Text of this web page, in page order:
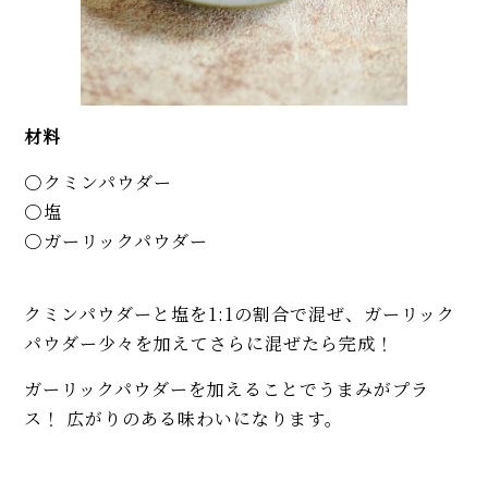
材料
クミンパウダー
塩
ガーリックパウダー
クミンパウダーと塩を1:1の割合で混ぜ、ガーリック
パウダー少々を加えてさらに混ぜたら完成！
ガーリックパウダーを加えることでうまみがプラ
ス！ 広がりのある味わいになります。